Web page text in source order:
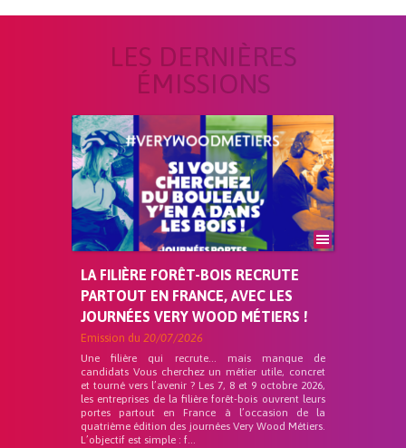
LES DERNIÈRES
ÉMISSIONS
LA FILIÈRE FORÊT-BOIS RECRUTE
PARTOUT EN FRANCE, AVEC LES
JOURNÉES VERY WOOD MÉTIERS !
Emission du 20/07/2026
Une filière qui recrute… mais manque de
candidats Vous cherchez un métier utile, concret
et tourné vers l’avenir ? Les 7, 8 et 9 octobre 2026,
les entreprises de la filière forêt-bois ouvrent leurs
portes partout en France à l’occasion de la
quatrième édition des journées Very Wood Métiers.
L’objectif est simple : f...